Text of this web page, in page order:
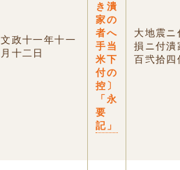
文政十一年十一
月十二日
き潰
家の
者へ
手当
米下
付の
控〕
「永
要
記」
大地震
損ニ付
百弐拾